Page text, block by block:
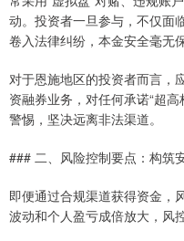
动。投资者一旦参与，不仅面
卷入法律纠纷，本金安全毫无保
对于恩施地区的投资者而言，
资融券业务，对任何承诺“超
警惕，坚决远离非法渠道。
### 二、风险控制要点：构筑
即便通过合规渠道获得资金，
波动和个人盈亏成倍放大，风